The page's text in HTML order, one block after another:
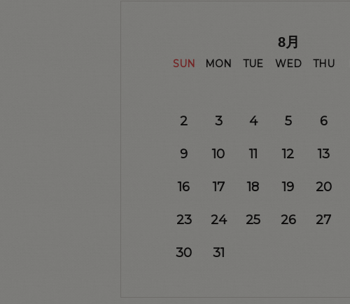
8月
SUN MON TUE WED THU
2 3 4 5 6
9 10 11 12 13
16 17 18 19 20
23 24 25 26 27
30 31